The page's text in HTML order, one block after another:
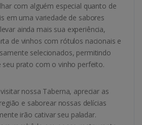
com alguém especial quanto de
em uma variedade de sabores
ainda mais sua experiência,
de vinhos com rótulos nacionais e
selecionados, permitindo
seu prato com o vinho perfeito.
nossa Taberna, apreciar as
e saborear nossas delícias
irão cativar seu paladar.